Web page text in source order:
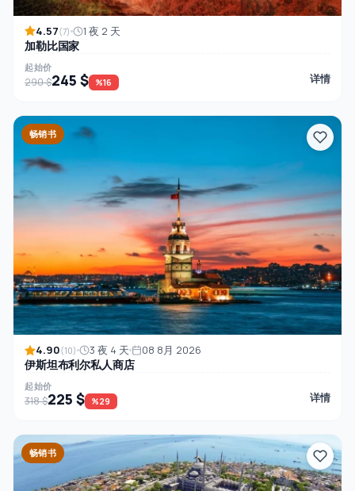
4.57(7) 1 夜 2 天
加勒比国家
起始价
290 $245 $ %16 详情
畅销书
4.90(10) 3 夜 4 天 08 8月 2026
伊斯坦布利尔私人商店
起始价
318 $225 $ %29 详情
畅销书